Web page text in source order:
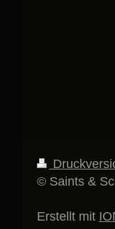
© Saints &
Erstellt mit